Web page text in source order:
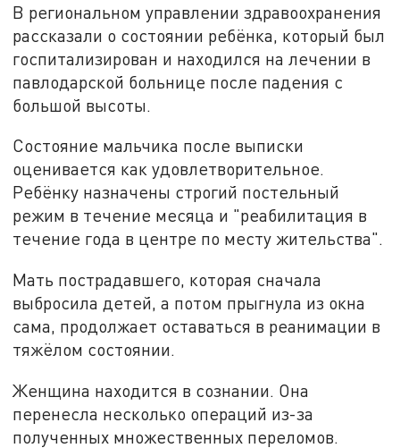
В региональном управлении здравоохранения
рассказали о состоянии ребёнка, который был
госпитализирован и находился на лечении в
павлодарской больнице после падения с
большой высоты.
Состояние мальчика после выписки
оценивается как удовлетворительное.
Ребёнку назначены строгий постельный
режим в течение месяца и "реабилитация в
течение года в центре по месту жительства".
Мать пострадавшего, которая сначала
выбросила детей, а потом прыгнула из окна
сама, продолжает оставаться в реанимации в
тяжёлом состоянии.
Женщина находится в сознании. Она
перенесла несколько операций из-за
полученных множественных переломов.